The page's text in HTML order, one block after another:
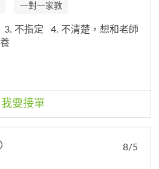
一對一家教
3. 不指定
4. 不清楚，想和老師
我要接單
8/5